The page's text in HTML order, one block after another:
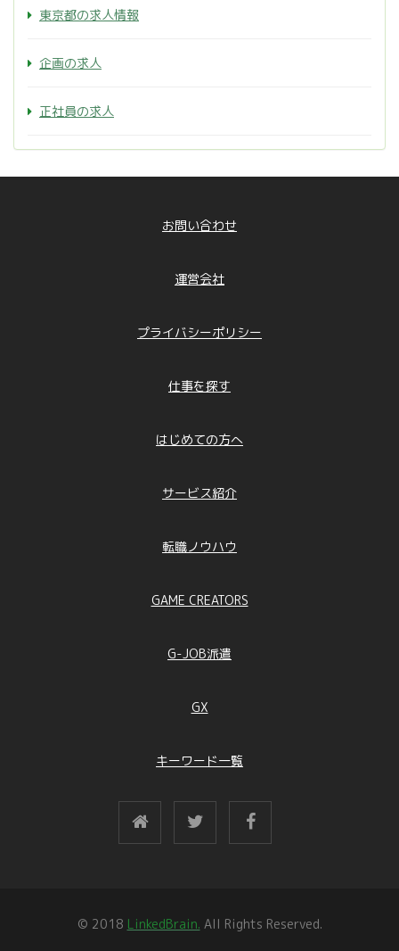
東京都の求人情報
企画の求人
正社員の求人
お問い合わせ
運営会社
プライバシーポリシー
仕事を探す
はじめての方へ
サービス紹介
転職ノウハウ
GAME CREATORS
G-JOB派遣
GX
キーワード一覧
© 2018 LinkedBrain. All Rights Reserved.